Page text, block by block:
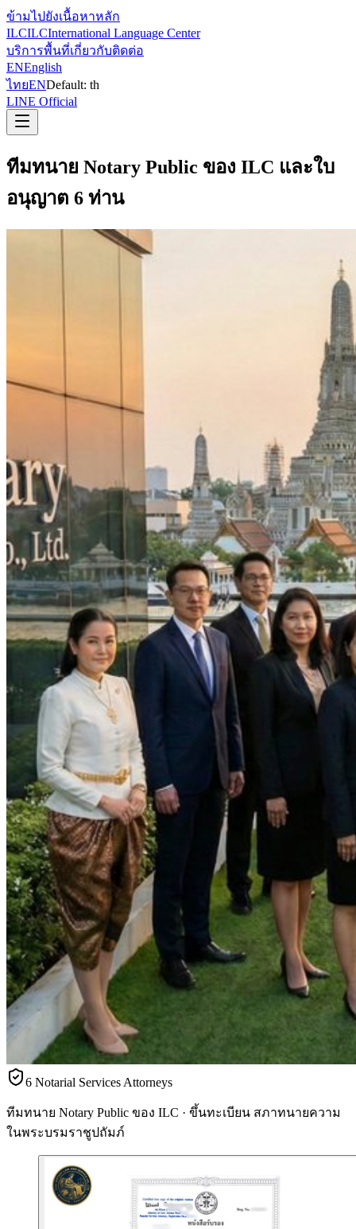
ข้ามไปยังเนื้อหาหลัก
ILCILCInternational Language Center
บริการพื้นที่เกี่ยวกับติดต่อ
ENEnglish
ไทยENDefault: th
LINE Official
ทีมทนาย Notary Public ของ ILC และใบ
อนุญาต 6 ท่าน
6 Notarial Services Attorneys
ทีมทนาย Notary Public ของ ILC · ขึ้นทะเบียน สภาทนายความ
ในพระบรมราชูปถัมภ์